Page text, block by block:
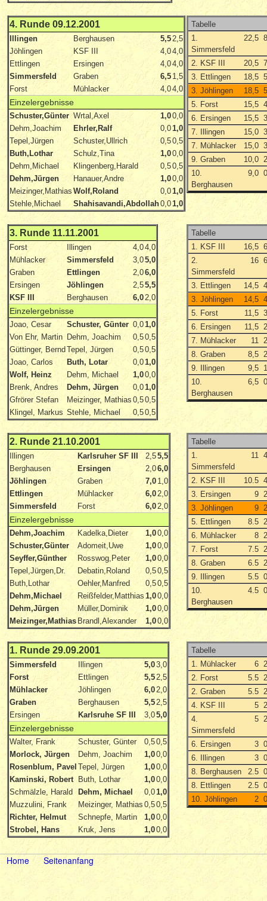
4. Runde 09.12.2001
Illingen Berghausen 5,5 2,5
Jöhlingen
KSF III 4,04,0
Ettlingen
Ersingen 4,04,0
Simmersfeld
Graben 6,5 1,5
Forst
Mühlacker 4,04,0
Einzelergebnisse
Schuster,Günter Wrtal,Axel 1,00,0
Dehm,Joachim
Ehrler,Ralf 0,0 1,0
Tepel,Jürgen
Schuster,Ullrich 0,50,5
Buth,Lothar
Schulz,Tina 1,00,0
Dehm,Michael
Klingenberg,Harald 0,50,5
Dehm,Jürgen
Hanauer,Andre 1,00,0
Meizinger,Mathias Wolf,Roland 0,0 1,0
Stehle,Michael
Shahisavandi,Abdollah0,0 1,0
Tabelle
1.
Simmersfeld
22,5
2. KSF III 20,5
3. Ettlingen
18,5
3. Jöhlingen
18,5
5. Forst
15,5
6. Ersingen
15,5
7. Illingen
15,0
7. Mühlacker
15,0
9. Graben
10,0
10.
Berghausen
9,0
3. Runde 11.11.2001
Forst Illingen 4,04,0
Mühlacker
Simmersfeld 3,05,0
Graben
Ettlingen 2,06,0
Ersingen
Jöhlingen 2,55,5
KSF III
Berghausen 6,0 2,0
Einzelergebnisse
Joao, Cesar Schuster, Günter 0,01,0
Von Ehr, Martin Dehm, Joachim 0,50,5
Güttinger, BerndTepel, Jürgen 0,50,5
Joao, Carlos
Buth, Lotar 0,01,0
Wolf, Heinz
Dehm, Michael 1,00,0
Brenk, Andres
Dehm, Jürgen 0,0 1,0
Gfrörer Stefan
Meizinger, Mathias 0,50,5
Klingel, Markus Stehle, Michael 0,50,5
Tabelle
1. KSF III
16,5
2.
Simmersfeld
16
3. Ettlingen 14,5
3. Jöhlingen
14,5
5. Forst
11,5
6. Ersingen
11,5
7. Mühlacker
11
8. Graben
8,5
9. Illingen
9,5
10.
Berghausen
6,5
2. Runde 21.10.2001
Illingen Karlsruher SF III 2,55,5
Berghausen
Ersingen 2,06,0
Jöhlingen
Graben 7,0 1,0
Ettlingen
Mühlacker 6,0 2,0
Simmersfeld
Forst 6,0 2,0
Einzelergebnisse
Dehm,Joachim Kadelka,Dieter 1,00,0
Schuster,Günter
Adomeit,Uwe 1,00,0
Seyffer,Günther
Rosswog,Peter 1,00,0
Tepel,Jürgen,Dr.
Debatin,Roland 0,50,5
Buth,Lothar
Oehler,Manfred 0,50,5
Dehm,Michael
Reißfelder,Matthias 1,00,0
Dehm,Jürgen
Müller,Dominik 1,00,0
Meizinger,Mathias Brandl,Alexander 1,00,0
Tabelle
1.
Simmersfeld
11
2. KSF III 10.5
3. Ersingen
9
3. Jöhlingen
9
5. Ettlingen
8.5
6. Mühlacker
8
7. Forst
7.5
8. Graben
6.5
9. Illingen
5.5
10.
Berghausen
4.5
1. Runde 29.09.2001
Simmersfeld Illingen 5,03,0
Forst
Ettlingen 5,5 2,5
Mühlacker
Jöhlingen 6,0 2,0
Graben
Berghausen 5,52,5
Ersingen
Karlsruhe SF III 3,05,0
Einzelergebnisse
Walter, Frank Schuster, Günter 0,50,5
Morlock, Jürgen
Dehm, Joachim 1,00,0
Rosenblum, Pavel Tepel, Jürgen 1,00,0
Kaminski, Robert Buth, Lothar 1,00,0
Schmälzle, Harald
Dehm, Michael 0,0 1,0
Muzzulini, Frank
Meizinger, Mathias 0,50,5
Richter, Helmut
Schnepfe, Martin 1,00,0
Strobel, Hans
Kruk, Jens 1,00,0
Tabelle
1. Mühlacker
6
2. Forst
5.5
2. Graben
5.5
4. KSF III
5
4.
Simmersfeld
5
6. Ersingen 3
6. Illingen
3
8. Berghausen
2.5
8. Ettlingen
2.5
10. Jöhlingen
2
Home Seitenanfang